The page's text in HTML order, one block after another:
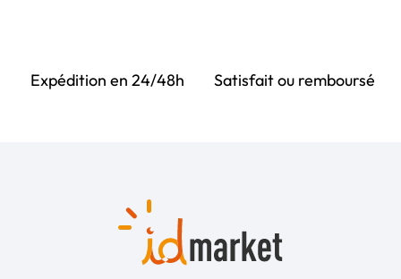
Expédition en 24/48h Satisfait ou remboursé